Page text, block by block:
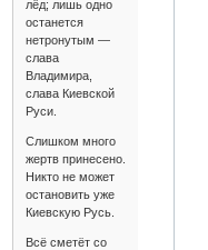
лёд; лишь одно
останется
нетронутым —
слава
Владимира,
слава Киевской
Руси.
Слишком много
жертв принесено.
Никто не может
остановить уже
Киевскую Русь.
Всё сметёт со